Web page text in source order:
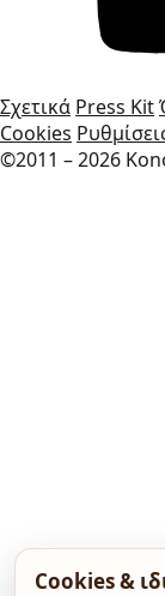
Σχετικά Press Kit
Cookies
©2011 – 2026
Cookies &